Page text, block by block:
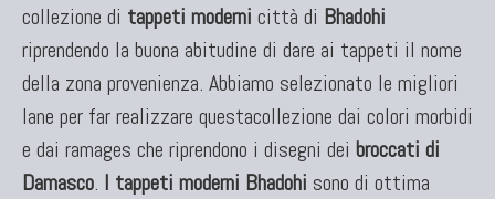
collezione di tappeti moderni città di Bhadohi
riprendendo la buona abitudine di dare ai tappeti il nome
della zona provenienza. Abbiamo selezionato le migliori
lane per far realizzare questacollezione dai colori morbidi
e dai ramages che riprendono i disegni dei broccati di
Damasco. I tappeti moderni Bhadohi sono di ottima